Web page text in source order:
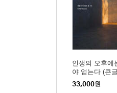
Ⅳ. 미술에 나타
신성한 상징-돌
원의 상징 … 385
상징으로서의
사물에 깃든 영
현실로부터의 후
인생의 오후에
야 얻는다 (큰
33,000원